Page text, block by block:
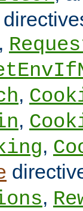
,
,
,
,
,